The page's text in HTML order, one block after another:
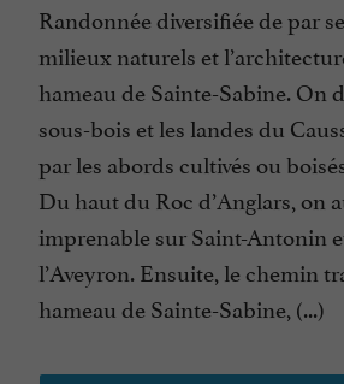
Randonnée diversifiée de par
milieux naturels et
hameau de Sainte-Sabine. On
sous-bois et les landes du
par les abords cultivés ou
Du haut du Roc d’Anglars, on
imprenable sur Saint-Antonin
l’Aveyron. Ensuite, le chemin
hameau de Sainte-Sabine, (...)